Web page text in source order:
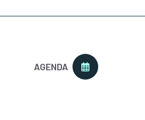
AGENDA